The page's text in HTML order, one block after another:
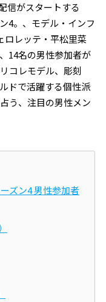
信がスタートする
4。、モデル・インフ
ロレッテ・平松里菜
14名の男性参加者が
コレモデル、彫刻
ドで活躍する個性派
う、注目の男性メン
ズン4 男性参加者